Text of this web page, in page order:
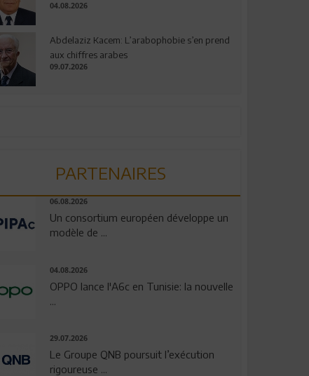
04.08.2026
Abdelaziz Kacem: L’arabophobie s’en prend
aux chiffres arabes
09.07.2026
PARTENAIRES
06.08.2026
Un consortium européen développe un
modèle de ...
04.08.2026
OPPO lance l'A6c en Tunisie: la nouvelle
29.07.2026
Le Groupe QNB poursuit l’exécution
rigoureuse ...